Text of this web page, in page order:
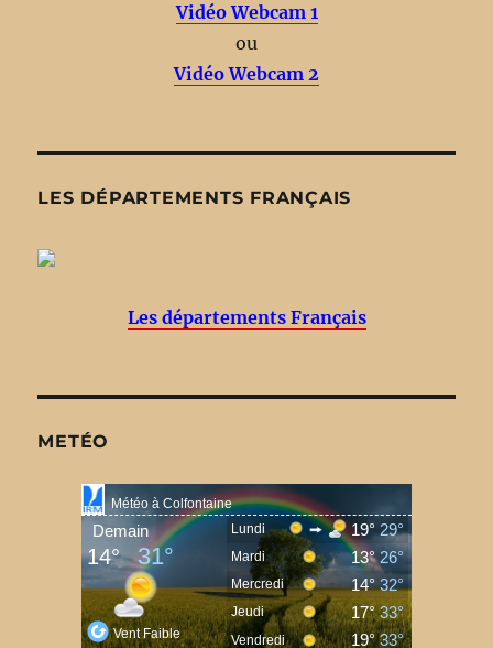
Vidéo Webcam 1
ou
Vidéo Webcam 2
LES DÉPARTEMENTS FRANÇAIS
Les départements Français
METÉO